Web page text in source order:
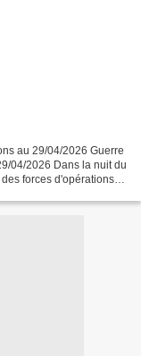
au 29/04/2026 Guerre
04/2026 Dans la nuit du
forces d'opérations